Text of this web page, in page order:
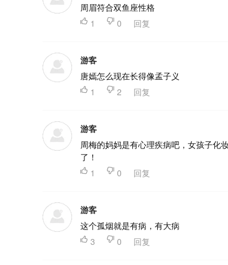
周眉符合双鱼座性格
 1  0 回复
游客
唐嫣怎么现在长得像孟子义
 1  2 回复
游客
周梅的妈妈是有心理疾病吧，女孩子化
了！
 1  0 回复
游客
这个孤烟就是有病，有大病
 3  0 回复